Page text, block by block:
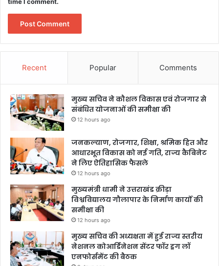
Recent Popular Comments
मुख्य सचिव ने कौशल विकास एवं रोजगार से
संबंधित योजनाओं की समीक्षा की
12 hours ago
जनकल्याण, रोजगार, शिक्षा, श्रमिक हित और
आधारभूत विकास को नई गति, राज्य कैबिनेट
ने लिए ऐतिहासिक फैसले
12 hours ago
मुख्यमंत्री धामी ने उत्तराखंड क्रीड़ा
विश्वविद्यालय गौलापार के निर्माण कार्यों की
समीक्षा की
12 hours ago
मुख्य सचिव की अध्यक्षता में हुई राज्य स्तरीय
नेशनल कोआर्डिनेशन सेंटर फॉर ड्रग लॉ
एनफोर्समेंट की बैठक